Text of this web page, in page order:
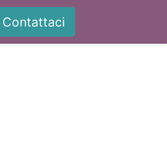
Contattaci